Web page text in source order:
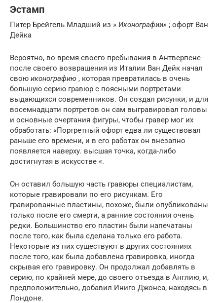
Эстамп
Питер Брейгель Младший из » Иконографии» ; офорт Ван
Дейка
Вероятно, во время своего пребывания в Антверпене
после своего возвращения из Италии Ван Дейк начал
свою иконографию , которая превратилась в очень
большую серию гравюр с поясными портретами
выдающихся современников. Он создал рисунки, и для
восемнадцати портретов он сам выгравировал головы
и основные очертания фигуры, чтобы гравер мог их
обработать: «Портретный офорт едва ли существовал
раньше его времени, и в его работах он внезапно
появляется наверху. высшая точка, когда-либо
достигнутая в искусстве «.
Он оставил большую часть гравюры специалистам,
которые гравировали по его рисункам. Его
гравированные пластины, похоже, были опубликованы
только после его смерти, а ранние состояния очень
редки. Большинство его пластин были напечатаны
после того, как была сделана только его работа.
Некоторые из них существуют в других состояниях
после того, как была добавлена ​​гравировка, иногда
скрывая его гравировку. Он продолжал добавлять в
серию, по крайней мере, до своего отъезда в Англию, и,
предположительно, добавил Иниго Джонса, находясь в
Лондоне.